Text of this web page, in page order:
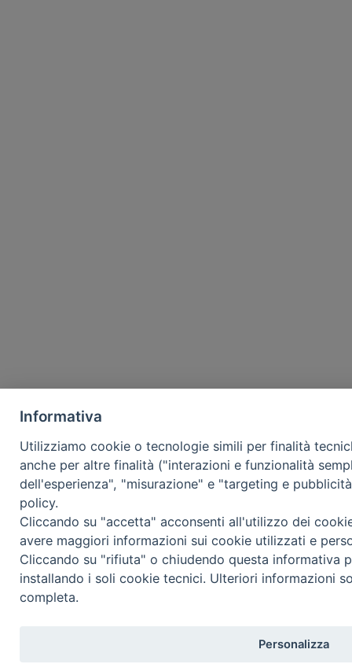
Informativa
Utilizziamo cookie o tecnologie simili per finalità
anche per altre finalità ("interazioni e funzionalità
dell'esperienza", "misurazione" e "targeting e
policy.
Cliccando su "accetta" acconsenti all'utilizzo dei
avere maggiori informazioni sui cookie utilizzati e
Cliccando su "rifiuta" o chiudendo questa informativa
installando i soli cookie tecnici. Ulteriori informazioni
completa.
Personalizza